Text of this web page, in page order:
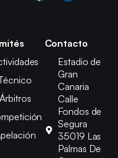
Árbitros
Contacto
Estadio de
Gran
Canaria
Calle
Fondos de
Segura
35019 Las
Palmas De